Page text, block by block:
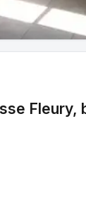
Fleury,